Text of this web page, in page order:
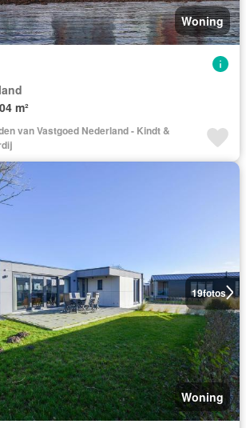
Woning
m²
van Vastgoed Nederland - Kindt &
19fotos
Woning